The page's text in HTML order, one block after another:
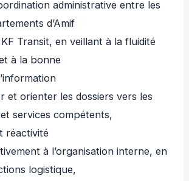
administrative entre les
d’Amif
Transit, en veillant à la fluidité
à la bonne
et orienter les dossiers vers les
services compétents,
réactivité
à l’organisation interne, en
logistique,